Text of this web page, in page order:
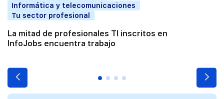
Informática y telecomunicaciones
Tu sector profesional
La mitad de profesionales TI inscritos en
InfoJobs encuentra trabajo